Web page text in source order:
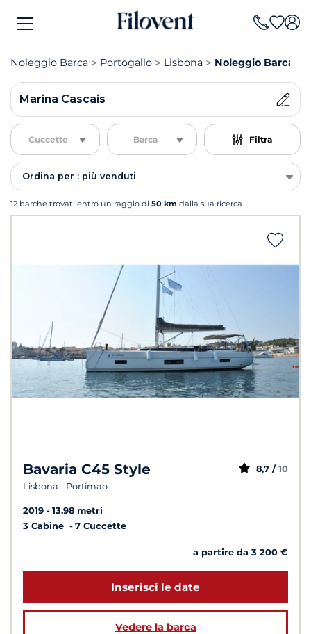
Noleggio Barca Portogallo Lisbona Noleggio Barca
Marina Cascais
Cuccette Barca Filtra
Ordina per : più venduti
12 barche trovati entro un raggio di 50 km dalla sua ricerca.
Bavaria C45 Style
Lisbona - Portimao
8,7 / 10
2019
13.98 metri
3 Cabine
7 Cuccette
a partire da 3 200 €
Inserisci le date
Vedere la barca